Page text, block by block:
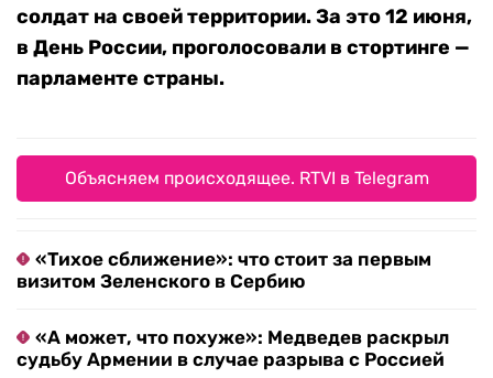
солдат на своей территории. За это 12 июня,
в День России, проголосовали в стортинге —
парламенте страны.
Объясняем происходящее. RTVI в Telegram
«Тихое сближение»: что стоит за первым
визитом Зеленского в Сербию
«А может, что похуже»: Медведев раскрыл
судьбу Армении в случае разрыва с Россией